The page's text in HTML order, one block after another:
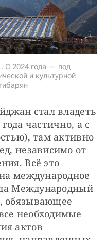
С 2024 года — под
и культурной
стал владеть
частично, а с
там активно
независимо от
Всё это
международное
Международный
обязывающее
необходимые
актов
или